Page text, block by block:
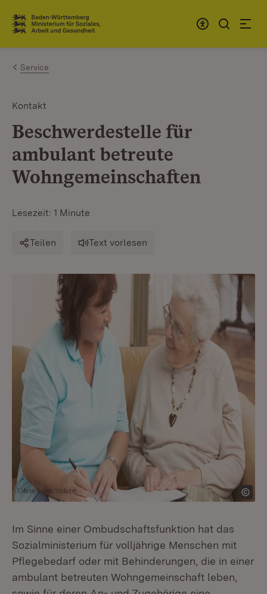
Zum Inhalt springen
Link zur Startseite
Service
Kontakt
Beschwerdestelle für
ambulant betreute
Wohngemeinschaften
Lesezeit: 1 Minute
Teilen Text vorlesen
Im Sinne einer Ombudschaftsfunktion hat das
Sozialministerium für volljährige Menschen mit
Pflegebedarf oder mit Behinderungen, die in einer
ambulant betreuten Wohngemeinschaft leben,